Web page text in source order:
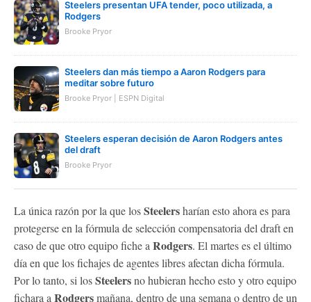
Steelers presentan UFA tender, poco utilizada, a
Rodgers
Brooke Pryor
Steelers dan más tiempo a Aaron Rodgers para
meditar sobre futuro
Brooke Pryor | ESPN Digital
Steelers esperan decisión de Aaron Rodgers antes
del draft
Brooke Pryor
La única razón por la que losSteelersharían esto ahora es para
protegerse en la fórmula de selección compensatoria del draft en
caso de que otro equipo fiche a Rodgers. El martes es el último
día en que los fichajes de agentes libres afectan dicha fórmula.
Por lo tanto, si losSteelersno hubieran hecho esto y otro equipo
fichara a Rodgersmañana, dentro de una semana o dentro de un